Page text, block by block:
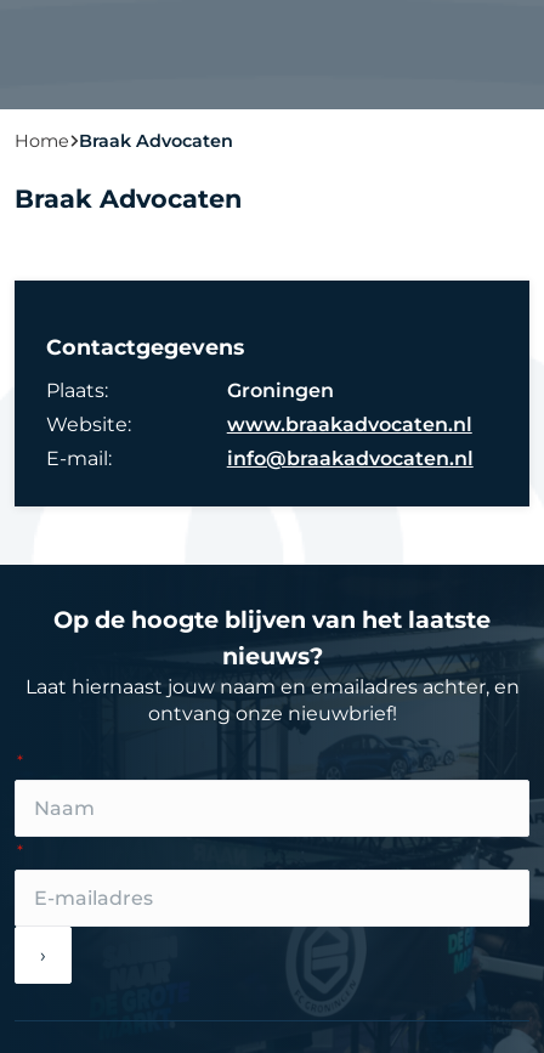
Home Braak Advocaten
Braak Advocaten
Contactgegevens
Plaats:
Groningen
Website:
www.braakadvocaten.nl
E-mail:
info@braakadvocaten.nl
Op de hoogte blijven van het laatste
nieuws?
Laat hiernaast jouw naam en emailadres achter, en
ontvang onze nieuwbrief!
›